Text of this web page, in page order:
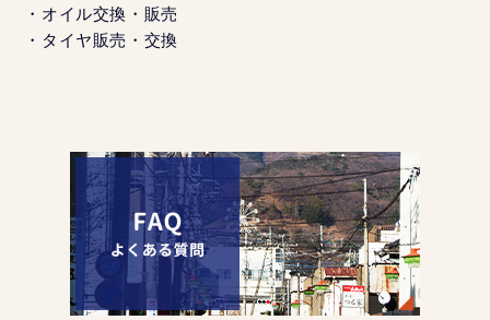
・オイル交換・販売
・タイヤ販売・交換